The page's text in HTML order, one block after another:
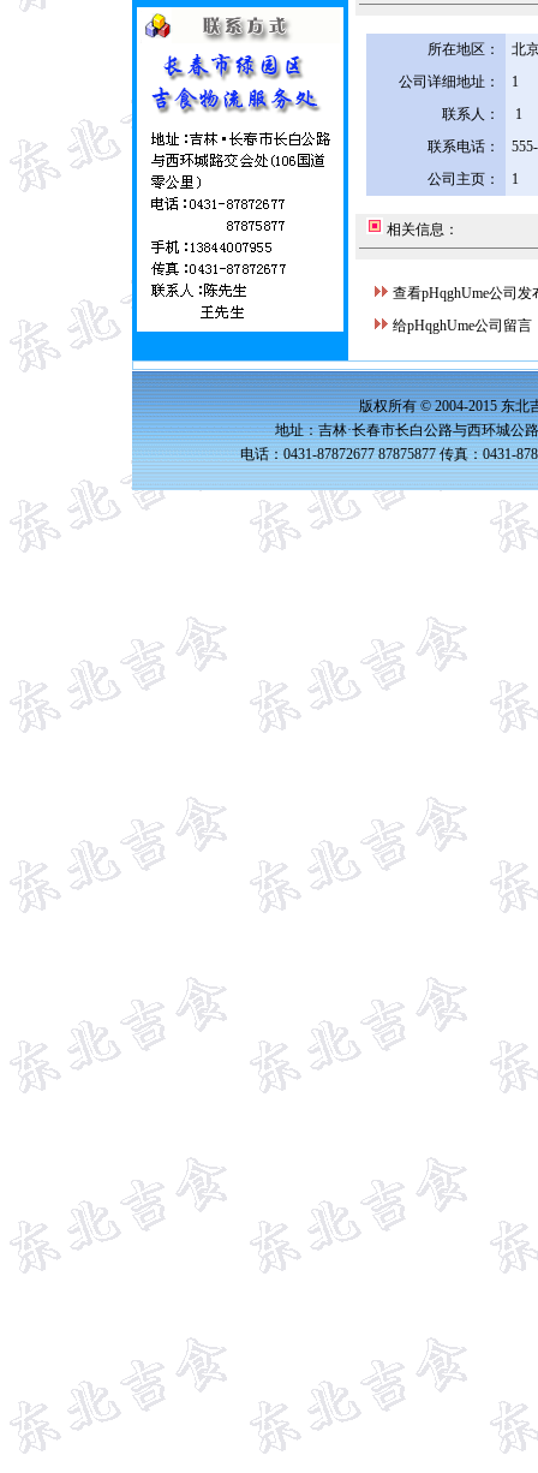
所在地区：
北
公司详细地址：
1
联系人：
1
联系电话：
公司主页：
1
相关信息：
查看pHqghUme公司发
给pHqghUme公司留言
版权所有 © 2004-2015 东北
地址：吉林·长春市长白公路与西环城公
电话：0431-87872677 87875877 传真：0431-